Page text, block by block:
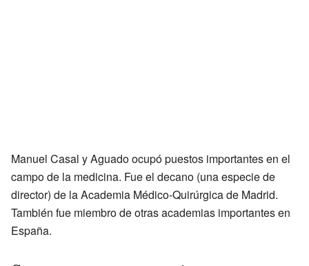
Manuel Casal y Aguado ocupó puestos importantes en el
campo de la medicina. Fue el decano (una especie de
director) de la Academia Médico-Quirúrgica de Madrid.
También fue miembro de otras academias importantes en
España.